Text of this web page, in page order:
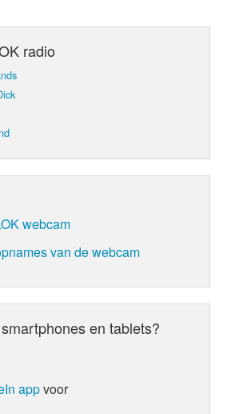
radio
webcam
van de webcam
en tablets?
appvoor